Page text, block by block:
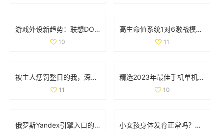
游戏外设新趋势：联想DOU小助手深度解析与功能体验
10
高生命值系统1对6激战模式全解析与玩法攻略
11
被主人惩罚整日的我，深刻反思自己的行为与成长
11
精选2023年最佳手机单机游戏APP推荐与排行榜分享
10
俄罗斯Yandex引擎入口的详细解析与使用指南 小女孩身体发育正常吗？肛门微开现象解析